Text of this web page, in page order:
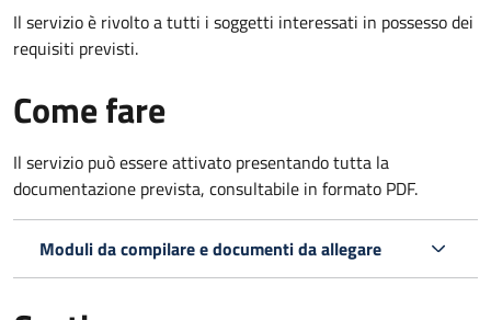
Il servizio è rivolto a tutti i soggetti interessati in possesso dei
requisiti previsti.
Come fare
Il servizio può essere attivato presentando tutta la
documentazione prevista, consultabile in formato PDF.
Moduli da compilare e documenti da allegare